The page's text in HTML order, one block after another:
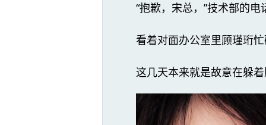
“抱歉，宋总，”技术部的
看着对面办公室里顾瑾珩
这几天本来就是故意在躲